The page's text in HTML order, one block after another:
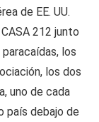
de EE. UU.
212 junto
los
los dos
uno de cada
país debajo de